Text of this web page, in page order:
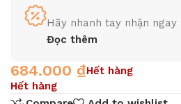
Hãy nhanh tay nhận ngay
Đọc thêm
684.000 ₫Hết hàng
Hết hàng